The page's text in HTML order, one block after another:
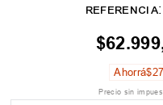
REFERENCIA:
$62.999
Ahorrá$27
Precio sin